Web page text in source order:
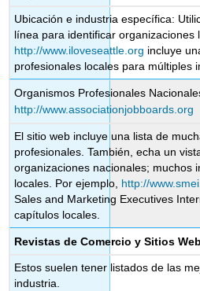
Ubicación e industria específica:
línea para identificar organizaciones
http://www.iloveseattle.org incluye
profesionales locales para múltiples
Organismos Profesionales
http://www.associationjobboards.org
El sitio web incluye una lista de
profesionales. También, echa un
organizaciones nacionales; muchos
locales. Por ejemplo, http://
Sales and Marketing Executives
capítulos locales.
Revistas de Comercio y Sitios Web
Estos suelen tener listados de las
industria.